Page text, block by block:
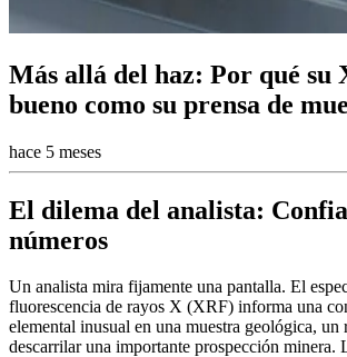
Más allá del haz: Por qué su
bueno como su prensa de
hace 5 meses
El dilema del analista:
números
Un analista mira fijamente una pantalla. El
fluorescencia de rayos X (XRF) informa una
elemental inusual en una muestra geológica, un
descarrilar una importante prospección minera.